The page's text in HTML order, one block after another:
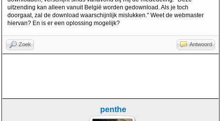
uitzending kan alleen vanuit België worden gedownload. Als je toch
doorgaat, zal de download waarschijnlijk mislukken." Weet de webmaster
hiervan? En is er een oplossing mogelijk?
Zoek Antwoord
penthe